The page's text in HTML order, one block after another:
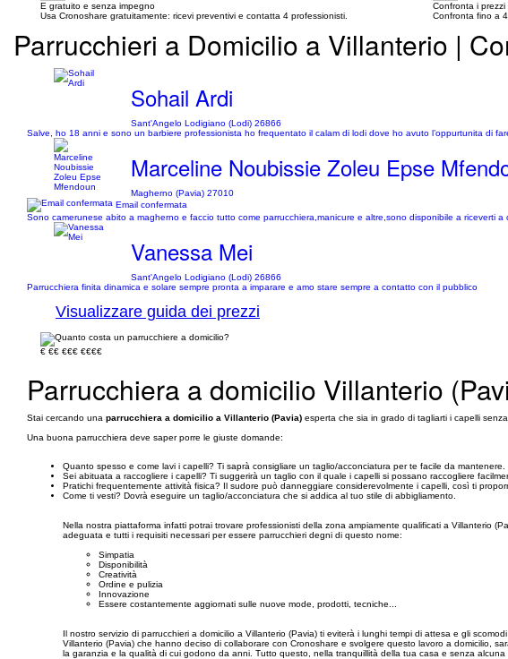
E gratuito e senza impegno
Usa Cronoshare gratuitamente: ricevi preventivi e contatta 4 professionisti.
Confronta i
Confronta fino a
Parrucchieri a Domicilio a Villanterio |
Sohail Ardi
Sant'Angelo Lodigiano (Lodi) 26866
Salve, ho 18 anni e sono un barbiere professionista ho frequentato il calam di lodi dove ho avuto l’oppurtunita di
Marceline Noubissie Zoleu Epse
Magherno (Pavia) 27010
Email confermata
Sono camerunese abito a magherno e faccio tutto come parrucchiera,manicure e altre,sono disponibile a riceverti
Vanessa Mei
Sant'Angelo Lodigiano (Lodi) 26866
Parrucchiera finita dinamica e solare sempre pronta a imparare e amo stare sempre a contatto con il pubblico
Visualizzare guida dei prezzi
€ €€ €€€ €€€€
Parrucchiera a domicilio Villanterio
Stai cercando una parrucchiera a domicilio a Villanterio (Pavia) esperta che sia in grado di tagliarti i capelli
Una buona parrucchiera deve saper porre le giuste domande:
Quanto spesso e come lavi i capelli? Ti saprà consigliare un taglio/acconciatura per te facile da mantenere.
Sei abituata a raccogliere i capelli? Ti suggerirà un taglio con il quale i capelli si possano raccogliere
Pratichi frequentemente attività fisica? Il sudore può danneggiare considerevolmente i capelli, così ti
Come ti vesti? Dovrà eseguire un taglio/acconciatura che si addica al tuo stile di abbigliamento.
Nella nostra piattaforma infatti potrai trovare professionisti della zona ampiamente qualificati a Villanterio
adeguata e tutti i requisiti necessari per essere parrucchieri degni di questo nome:
Simpatia
Disponibilità
Creatività
Ordine e pulizia
Innovazione
Essere costantemente aggiornati sulle nuove mode, prodotti, tecniche...
Il nostro servizio di parrucchieri a domicilio a Villanterio (Pavia) ti eviterà i lunghi tempi di attesa e gli
Villanterio (Pavia) che hanno deciso di collaborare con Cronoshare e svolgere questo lavoro a domicilio,
la garanzia e la qualità di cui godono da anni. Tutto questo, nella tranquillità della tua casa e senza